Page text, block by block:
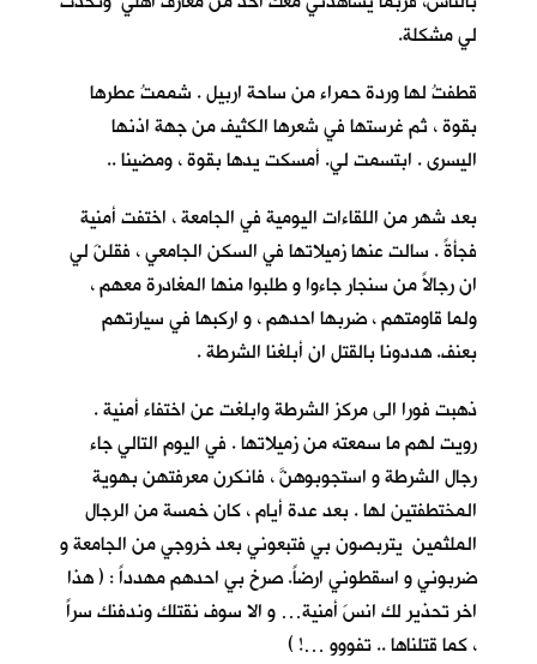
لي مشكلة.
قطفتُ لها وردة حمراء من ساحة اربيل . شممتُ عطرها
بقوة ، ثم غرستها في شعرها الكثيف من جهة اذنها
اليسرى . ابتسمت لي. أمسكت يدها بقوة ، ومضينا ..
بعد شهر من اللقاءات اليومية في الجامعة ، اختفت أمنية
فجأةً . سالت عنها زميلاتها في السكن الجامعي ، فقلنَ لي
ان رجالاً من سنجار جاءوا و طلبوا منها المغادرة معهم ،
ولما قاومتهم ، ضربها احدهم ، و اركبها في سيارتهم
بعنف. هددونا بالقتل ان أبلغنا الشرطة .
ذهبت فورا الى مركز الشرطة وابلغت عن اختفاء أمنية .
رويت لهم ما سمعته من زميلاتها . في اليوم التالي جاء
رجال الشرطة و استجوبوهنَّ ، فانكرن معرفتهن بهوية
المختطفتين لها . بعد عدة أيام ، كان خمسة من الرجال
الملثمين يتربصون بي فتبعوني بعد خروجي من الجامعة و
ضربوني و اسقطوني ارضاً. صرخ بي احدهم مهدداً : ( هذا
اخر تحذير لك انسَ أمنية… و الا سوف نقتلك وندفنك سراً
، كما قتلناها .. تفووو …! )